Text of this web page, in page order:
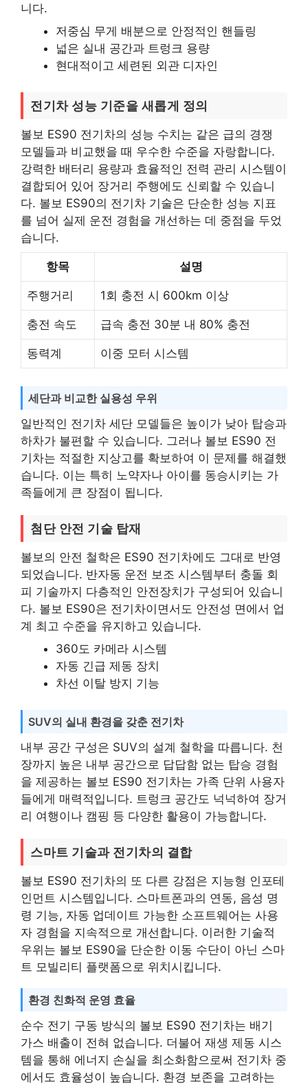
니다.
저중심 무게 배분으로 안정적인 핸들링
넓은 실내 공간과 트렁크 용량
현대적이고 세련된 외관 디자인
전기차 성능 기준을 새롭게 정의
볼보 ES90 전기차의 성능 수치는 같은 급의 경쟁
모델들과 비교했을 때 우수한 수준을 자랑합니다.
강력한 배터리 용량과 효율적인 전력 관리 시스템이
결합되어 있어 장거리 주행에도 신뢰할 수 있습니
다. 볼보 ES90의 전기차 기술은 단순한 성능 지표
를 넘어 실제 운전 경험을 개선하는 데 중점을 두었
습니다.
항목 설명
주행거리 1회 충전 시 600km 이상
충전 속도 급속 충전 30분 내 80% 충전
동력계 이중 모터 시스템
세단과 비교한 실용성 우위
일반적인 전기차 세단 모델들은 높이가 낮아 탑승과
하차가 불편할 수 있습니다. 그러나 볼보 ES90 전
기차는 적절한 지상고를 확보하여 이 문제를 해결했
습니다. 이는 특히 노약자나 아이를 동승시키는 가
족들에게 큰 장점이 됩니다.
첨단 안전 기술 탑재
볼보의 안전 철학은 ES90 전기차에도 그대로 반영
되었습니다. 반자동 운전 보조 시스템부터 충돌 회
피 기술까지 다층적인 안전장치가 구성되어 있습니
다. 볼보 ES90은 전기차이면서도 안전성 면에서 업
계 최고 수준을 유지하고 있습니다.
360도 카메라 시스템
자동 긴급 제동 장치
차선 이탈 방지 기능
SUV의 실내 환경을 갖춘 전기차
내부 공간 구성은 SUV의 설계 철학을 따릅니다. 천
장까지 높은 내부 공간으로 답답함 없는 탑승 경험
을 제공하는 볼보 ES90 전기차는 가족 단위 사용자
들에게 매력적입니다. 트렁크 공간도 넉넉하여 장거
리 여행이나 캠핑 등 다양한 활용이 가능합니다.
스마트 기술과 전기차의 결합
볼보 ES90 전기차의 또 다른 강점은 지능형 인포테
인먼트 시스템입니다. 스마트폰과의 연동, 음성 명
령 기능, 자동 업데이트 가능한 소프트웨어는 사용
자 경험을 지속적으로 개선합니다. 이러한 기술적
우위는 볼보 ES90을 단순한 이동 수단이 아닌 스마
트 모빌리티 플랫폼으로 위치시킵니다.
환경 친화적 운영 효율
순수 전기 구동 방식의 볼보 ES90 전기차는 배기
가스 배출이 전혀 없습니다. 더불어 재생 제동 시스
템을 통해 에너지 손실을 최소화함으로써 전기차 중
에서도 효율성이 높습니다. 환경 보존을 고려하는